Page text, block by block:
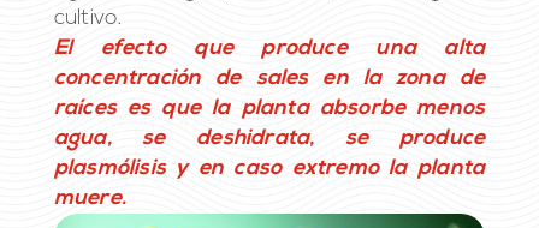
cultivo.
El efecto que produce una alta
concentración de sales en la zona de
raíces es que la planta absorbe menos
agua, se deshidrata, se produce
plasmólisis y en caso extremo la planta
muere.